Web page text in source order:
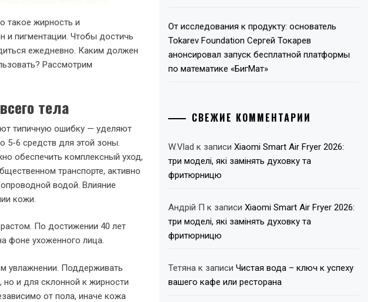
такое жирность и
и пигментации. Чтобы достичь
ежедневно. Каким должен
Рассмотрим
тела
типичную ошибку — уделяют
5-6 средств для этой зоны.
обеспечить комплексный уход,
транспорте, активно
водой. Влияние
кожи.
По достижении 40 лет
фоне ухоженного лица.
увлажнении. Поддерживать
но и для склонной к жирности
от пола, иначе кожа
От исследования к продукту: основатель
Tokarev Foundation Сергей Токарев
анонсировал запуск бесплатной платформы
по математике «БигМат»
СВЕЖИЕ КОММЕНТАРИИ
W.Vlad к записиXiaomi Smart Air Fryer 2026:
три моделі, які замінять духовку та
фритюрницю
Андрій П к записиXiaomi Smart Air Fryer 2026:
три моделі, які замінять духовку та
фритюрницю
Тетяна к записиЧистая вода – ключ к успеху
вашего кафе или ресторана